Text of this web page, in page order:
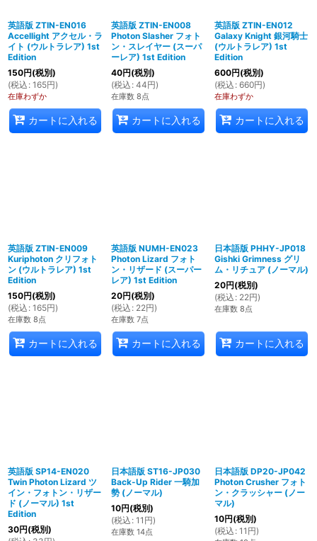
英語版 ZTIN-EN016
Accellight アクセル・ラ
イト (ウルトラレア) 1st
Edition
150円(税別)
(税込 : 165円)
在庫わずか
カートに入れる
英語版 ZTIN-EN008
Photon Slasher フォト
ン・スレイヤー (スーパ
ーレア) 1st Edition
40円(税別)
(税込 : 44円)
在庫数 8点
カートに入れる
英語版 ZTIN-EN012
Galaxy Knight 銀河騎士
(ウルトラレア) 1st
Edition
600円(税別)
(税込 : 660円)
在庫わずか
カートに入れる
英語版 ZTIN-EN009
Kuriphoton クリフォト
ン (ウルトラレア) 1st
Edition
150円(税別)
(税込 : 165円)
在庫数 8点
カートに入れる
英語版 NUMH-EN023
Photon Lizard フォト
ン・リザード (スーパー
レア) 1st Edition
20円(税別)
(税込 : 22円)
在庫数 7点
カートに入れる
日本語版 PHHY-JP018
Gishki Grimness グリ
ム・リチュア (ノーマル)
20円(税別)
(税込 : 22円)
在庫数 8点
カートに入れる
英語版 SP14-EN020
Twin Photon Lizard ツ
イン・フォトン・リザー
ド (ノーマル) 1st
Edition
30円(税別)
日本語版 ST16-JP030
Back-Up Rider 一騎加
勢 (ノーマル)
10円(税別)
(税込 : 11 円)
在庫数 14点
日本語版 DP20-JP042
Photon Crusher フォト
ン・クラッシャー (ノー
マル)
10円(税別)
(税込 : 11 円)